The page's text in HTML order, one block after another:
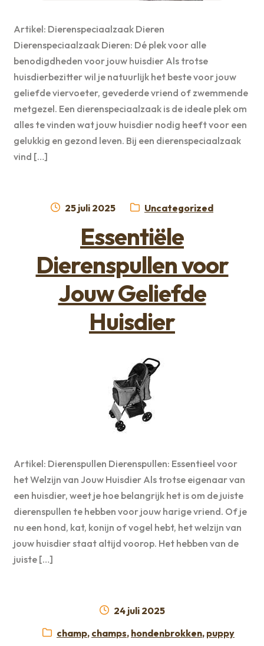
Artikel: Dierenspeciaalzaak Dieren
Dierenspeciaalzaak Dieren: Dé plek voor alle
benodigdheden voor jouw huisdier Als trotse
huisdierbezitter wil je natuurlijk het beste voor jouw
geliefde viervoeter, gevederde vriend of zwemmende
metgezel. Een dierenspeciaalzaak is de ideale plek om
alles te vinden wat jouw huisdier nodig heeft voor een
gelukkig en gezond leven. Bij een dierenspeciaalzaak
vind […]
Geplaatst
25 juli 2025 Categorie:
Uncategorized
Essentiële
Dierenspullen voor
Jouw Geliefde
Huisdier
Artikel: Dierenspullen Dierenspullen: Essentieel voor
het Welzijn van Jouw Huisdier Als trotse eigenaar van
een huisdier, weet je hoe belangrijk het is om de juiste
dierenspullen te hebben voor jouw harige vriend. Of je
nu een hond, kat, konijn of vogel hebt, het welzijn van
jouw huisdier staat altijd voorop. Het hebben van de
juiste […]
Geplaatst
24 juli 2025
Categorieën:
champ, champs, hondenbrokken, puppy